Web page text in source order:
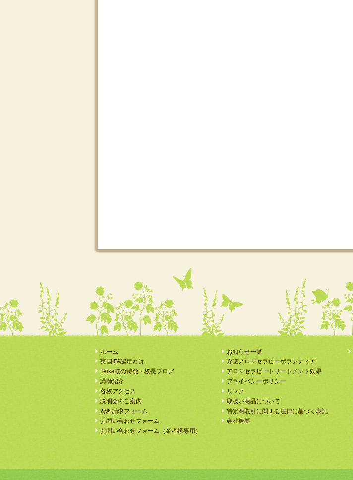
ホーム
英国IFA認定とは
Teika校の特徴・校長ブログ
講師紹介
各校アクセス
説明会のご案内
資料請求フォーム
お問い合わせフォーム
お問い合わせフォーム（業者様専用）
お知らせ一覧
介護アロマセラピーボランティア
アロマセラピートリートメント効果
プライバシーポリシー
リンク
取扱い商品について
特定商取引に関する法律に基づく表記
会社概要